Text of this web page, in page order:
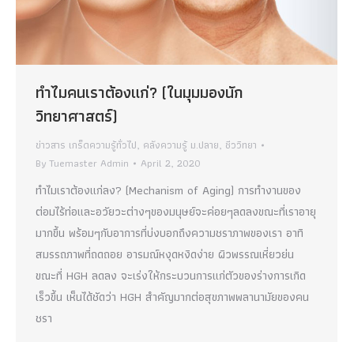
ทำไมคนเราต้องแก่? (ในมุมมองนัก
วิทยาศาสตร์)
ข่าวสาร เกร็ดความรู้ทั่วไป, คลังความรู้ ม.ปลาย, ชีววิทยา
ByTuemaster Admin April 2, 2020
ทำไมเราต้องแก่ลง? (Mechanism of Aging) การทำงานของ
ต่อมไร้ท่อและอวัยวะต่างๆของมนุษย์จะค่อยๆลดลงขณะที่เราอายุ
มากขึ้น พร้อมๆกับอาการที่บ่งบอกถึงความชราภาพของเรา อาทิ
สมรรถภาพที่ถดถอย อารมณ์หงุดหงิดง่าย ผิวพรรณเหี่ยวย่น
ขณะที่ HGH ลดลง จะเร่งให้กระบวนการแก่ตัวของร่างการเกิด
เร็วขึ้น เห็นได้ชัดว่า HGH สำคัญมากต่อสุขภาพพลานามัยของคน
ชรา